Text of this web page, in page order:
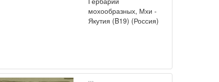
мохообразных, Мхи -
Якутия (B19) (Россия)